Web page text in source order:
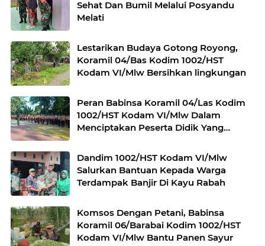
Sehat Dan Bumil Melalui Posyandu
Melati
Lestarikan Budaya Gotong Royong,
Koramil 04/Bas Kodim 1002/HST
Kodam VI/Mlw Bersihkan lingkungan
Peran Babinsa Koramil 04/Las Kodim
1002/HST Kodam VI/Mlw Dalam
Menciptakan Peserta Didik Yang
Dandim 1002/HST Kodam VI/Mlw
Salurkan Bantuan Kepada Warga
Terdampak Banjir Di Kayu Rabah
Komsos Dengan Petani, Babinsa
Koramil 06/Barabai Kodim 1002/HST
Kodam VI/Mlw Bantu Panen Sayur